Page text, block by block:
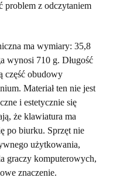
problem z odczytaniem
ma wymiary: 35,8
wynosi 710 g. Długość
część obudowy
Materiał ten nie jest
i estetycznie się
że klawiatura ma
po biurku. Sprzęt nie
użytkowania,
graczy komputerowych,
znaczenie.